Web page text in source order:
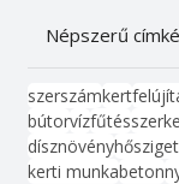
Népszerű
szerszámkert
bútorvízfűtés
dísznövény
kerti munkabeton